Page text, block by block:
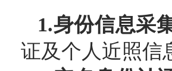
1.身份信息采
证及个人近照信